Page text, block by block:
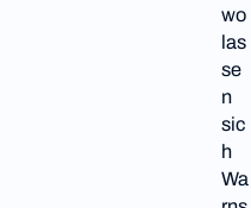
wo
las
se
n
sic
h
Wa